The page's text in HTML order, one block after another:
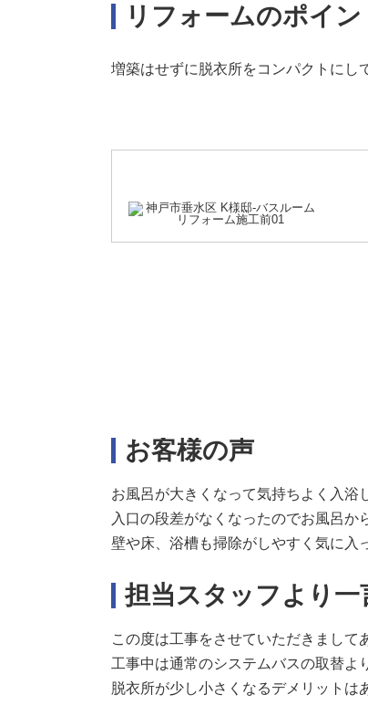
リフォームのポイン
増築はせずに脱衣所をコンパクトにし
お客様の声
お風呂が大きくなって気持ちよく入浴
入口の段差がなくなったのでお風呂か
壁や床、浴槽も掃除がしやすく気に入
担当スタッフより一
この度は工事をさせていただきまして
工事中は通常のシステムバスの取替よ
脱衣所が少し小さくなるデメリットは